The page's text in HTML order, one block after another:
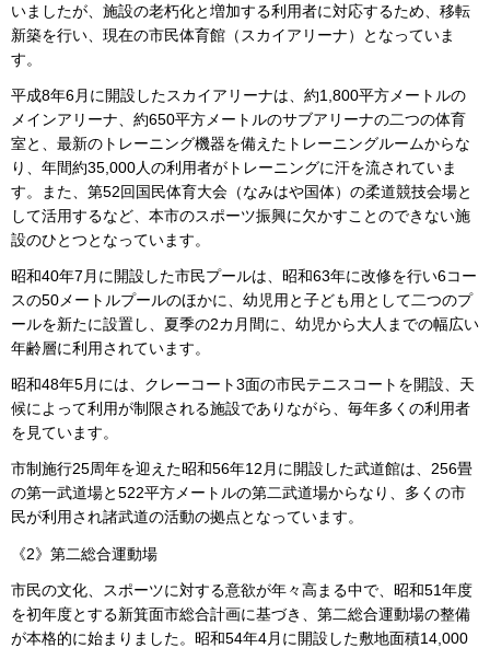
いましたが、施設の老朽化と増加する利用者に対応するため、移転
新築を行い、現在の市民体育館（スカイアリーナ）となっていま
す。
平成8年6月に開設したスカイアリーナは、約1,800平方メートルの
メインアリーナ、約650平方メートルのサブアリーナの二つの体育
室と、最新のトレーニング機器を備えたトレーニングルームからな
り、年間約35,000人の利用者がトレーニングに汗を流されていま
す。また、第52回国民体育大会（なみはや国体）の柔道競技会場と
して活用するなど、本市のスポーツ振興に欠かすことのできない施
設のひとつとなっています。
昭和40年7月に開設した市民プールは、昭和63年に改修を行い6コー
スの50メートルプールのほかに、幼児用と子ども用として二つのプ
ールを新たに設置し、夏季の2カ月間に、幼児から大人までの幅広い
年齢層に利用されています。
昭和48年5月には、クレーコート3面の市民テニスコートを開設、天
候によって利用が制限される施設でありながら、毎年多くの利用者
を見ています。
市制施行25周年を迎えた昭和56年12月に開設した武道館は、256畳
の第一武道場と522平方メートルの第二武道場からなり、多くの市
民が利用され諸武道の活動の拠点となっています。
《2》第二総合運動場
市民の文化、スポーツに対する意欲が年々高まる中で、昭和51年度
を初年度とする新箕面市総合計画に基づき、第二総合運動場の整備
が本格的に始まりました。昭和54年4月に開設した敷地面積14,000